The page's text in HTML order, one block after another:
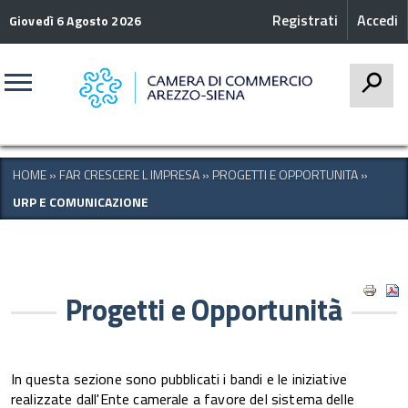
Giovedì 6 Agosto 2026 Accedi
Registrati
HOME» FAR CRESCERE L IMPRESA» PROGETTI E OPPORTUNITA»
URP E COMUNICAZIONE
Progetti e Opportunità
In questa sezione sono pubblicati i bandi e le iniziative
realizzate dall'Ente camerale a favore del sistema delle